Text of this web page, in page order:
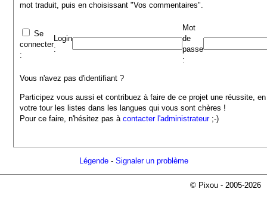
mot traduit, puis en choisissant "Vos commentaires".
Se
connecter
:
Login
:
Mot
de
passe
:
Vous n'avez pas d'identifiant ?
Participez vous aussi et contribuez à faire de ce projet une réussite,
votre tour les listes dans les langues qui vous sont chères !
Pour ce faire, n'hésitez pas àcontacter l'administrateur;-)
Légende- Signaler un problème
© Pixou - 2005-2026